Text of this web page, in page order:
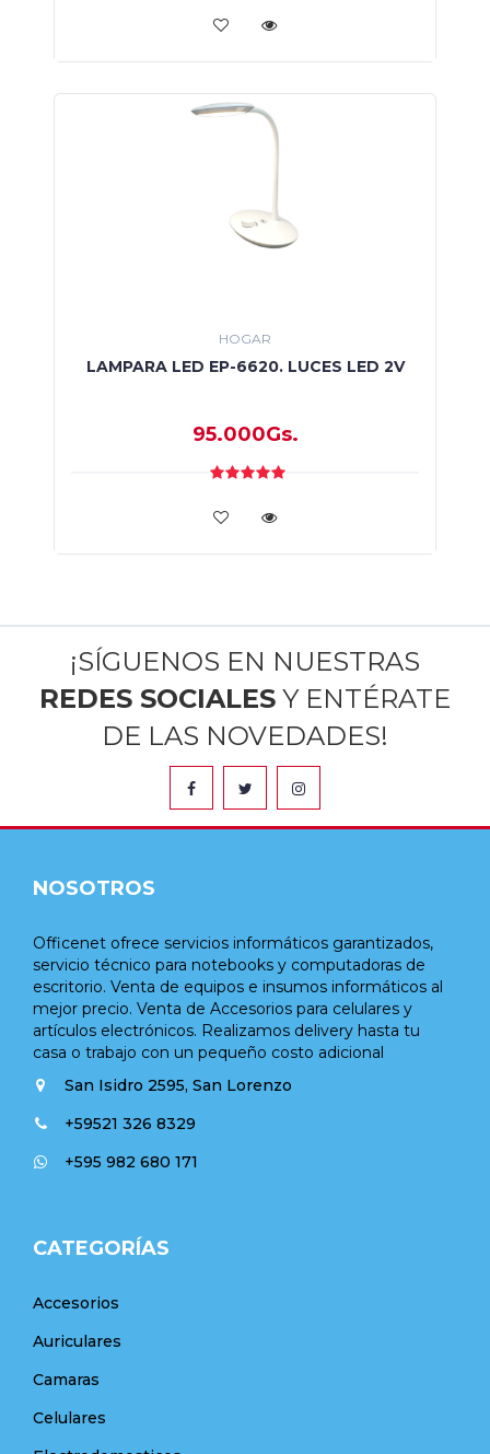
HOGAR
LAMPARA LED EP-6620. LUCES LED 2V
95.000Gs.
¡SÍGUENOS EN NUESTRAS
REDES SOCIALES Y ENTÉRATE
DE LAS NOVEDADES!
NOSOTROS
Officenet ofrece servicios informáticos garantizados,
servicio técnico para notebooks y computadoras de
escritorio. Venta de equipos e insumos informáticos al
mejor precio. Venta de Accesorios para celulares y
artículos electrónicos. Realizamos delivery hasta tu
casa o trabajo con un pequeño costo adicional
San Isidro 2595, San Lorenzo
+59521 326 8329
+595 982 680 171
CATEGORÍAS
Accesorios
Auriculares
Camaras
Celulares